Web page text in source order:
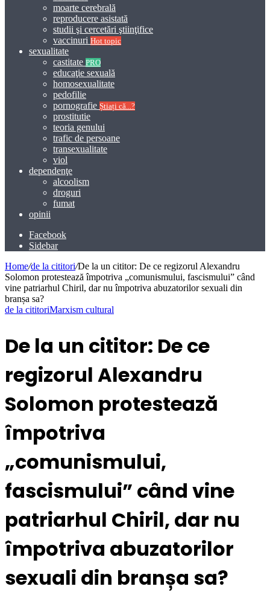
moarte cerebrală
reproducere asistată
studii şi cercetări ştiinţifice
vaccinuri Hot topic
sexualitate
castitate PRO
educaţie sexuală
homosexualitate
pedofilie
pornografie Știați că...?
prostitutie
teoria genului
trafic de persoane
transexualitate
viol
dependenţe
alcoolism
droguri
fumat
opinii
Facebook
Sidebar
Home/de la cititori/De la un cititor: De ce regizorul Alexandru
Solomon protestează împotriva „comunismului, fascismului” când
vine patriarhul Chiril, dar nu împotriva abuzatorilor sexuali din
branșa sa?
de la cititoriMarxism cultural
De la un cititor: De ce
regizorul Alexandru
Solomon protestează
împotriva
„comunismului,
fascismului” când vine
patriarhul Chiril, dar nu
împotriva abuzatorilor
sexuali din branșa sa?